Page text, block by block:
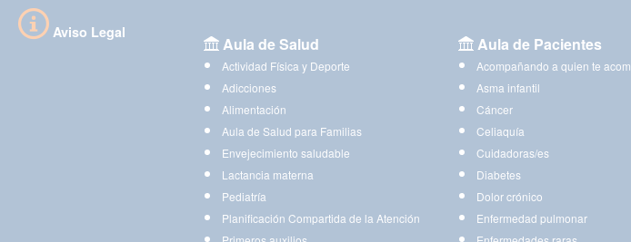
Aviso Legal
Aula de Salud
Actividad Física y Deporte
Adicciones
Alimentación
Aula de Salud para Familias
Envejecimiento saludable
Lactancia materna
Pediatría
Planificación Compartida de la Atención
Aula de Pacientes
Acompañando a quien te
Asma infantil
Cáncer
Celiaquía
Cuidadoras/es
Diabetes
Dolor crónico
Enfermedad pulmonar